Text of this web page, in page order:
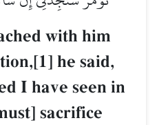
with him
he said,
I have seen in
sacrifice